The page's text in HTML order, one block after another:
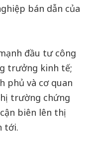
bán dẫn của
đầu tư công
trưởng kinh tế;
phủ và cơ quan
trường chứng
biên lên thị
tới.